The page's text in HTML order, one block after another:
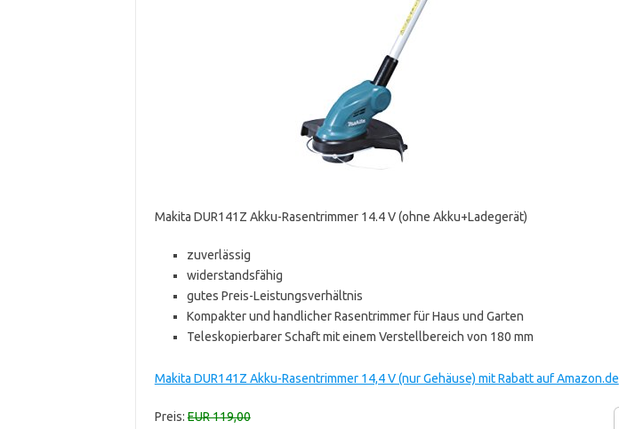
Makita DUR141Z Akku-Rasentrimmer 14.4 V (ohne Akku+Ladegerät)
zuverlässig
widerstandsfähig
gutes Preis-Leistungsverhältnis
Kompakter und handlicher Rasentrimmer für Haus und Garten
Teleskopierbarer Schaft mit einem Verstellbereich von 180 mm
Makita DUR141Z Akku-Rasentrimmer 14,4 V (nur Gehäuse) mit Rabatt auf Amazon.de
Preis:EUR 119,00